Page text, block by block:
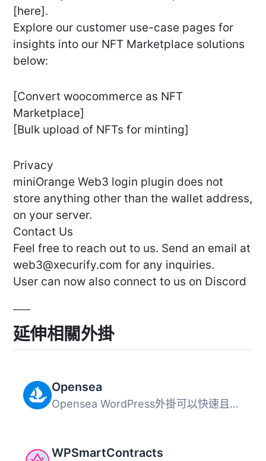
[here].
Explore our customer use-case pages for
insights into our NFT Marketplace solutions
below:
[Convert woocommerce as NFT
Marketplace]
[Bulk upload of NFTs for minting]
Privacy
miniOrange Web3 login plugin does not
store anything other than the wallet address,
on your server.
Contact Us
Feel free to reach out to us. Send an email at
web3@xecurify.com for any inquiries.
User can now also connect to us on Discord
延伸相關外掛
Opensea
Opensea WordPress外掛可以快速且輕鬆地在網站任何位置嵌入單...
WPSmartContracts